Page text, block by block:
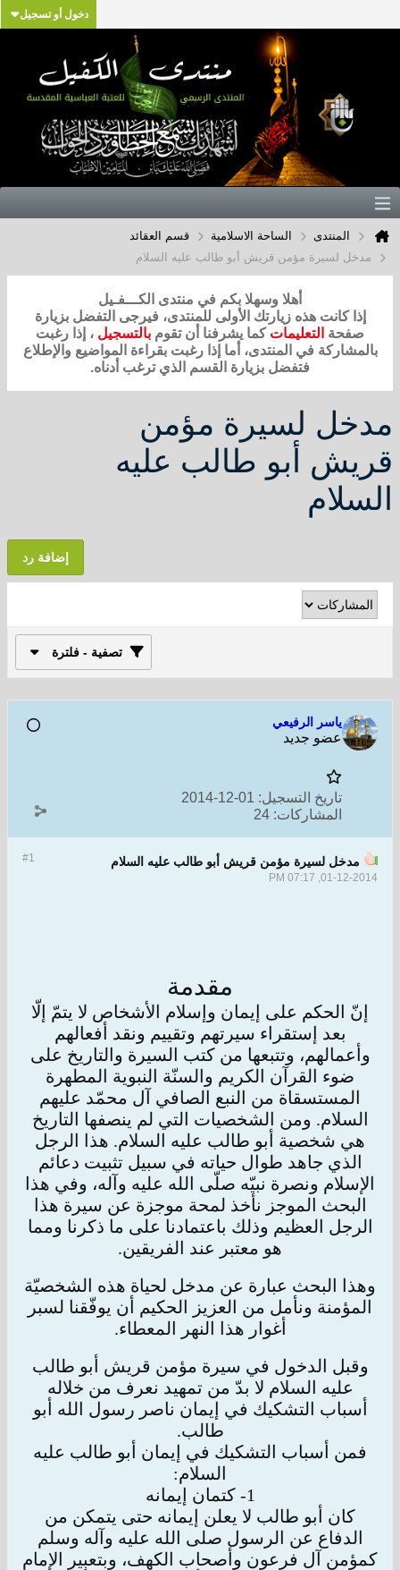
دخول أو تسجيل
المنتدى الساحة الاسلامية
قسم العقائد
مدخل لسيرة مؤمن قريش أبو طالب عليه السلام
أهلا وسهلا بكم في منتدى الكـــفـيل
إذا كانت هذه زيارتك الأولى للمنتدى، فيرجى التفضل بزيارة
صفحة التعليمات كما يشرفنا أن تقوم بالتسجيل ، إذا رغبت
بالمشاركة في المنتدى، أما إذا رغبت بقراءة المواضيع والإطلاع
فتفضل بزيارة القسم الذي ترغب أدناه.
مدخل لسيرة مؤمن
قريش أبو طالب عليه
السلام
إضافة رد
تصفية - فلترة
ياسر الرفيعي
عضو جديد
تاريخ التسجيل: 01-12-2014
المشاركات: 24
#1 مدخل لسيرة مؤمن قريش أبو طالب عليه السلام
01-12-2014, 07:17 PM
مقدمة
إنّ الحكم على إيمان وإسلام الأشخاص لا يتمّ إلّا
بعد إستقراء سيرتهم وتقييم ونقد أفعالهم
وأعمالهم، وتتبعها من كتب السيرة والتاريخ على
ضوء القرآن الكريم والسنّة النبوية المطهرة
المستسقاة من النبع الصافي آل محمّد عليهم
السلام. ومن الشخصيات التي لم ينصفها التاريخ
هي شخصية أبو طالب عليه السلام. هذا
الرجل
الذي جاهد طوال حياته في سبيل تثبيت دعائم
الإسلام ونصرة نبيّه صلّى الله عليه وآله، وفي هذا
البحث الموجز نأخذ لمحة موجزة عن سيرة هذا
الرجل العظيم وذلك باعتمادنا على ما ذكرنا ومما
هو معتبر عند الفريقين.
وهذا البحث عبارة عن مدخل لحياة هذه الشخصيّة
المؤمنة ونأمل من العزيز الحكيم أن يوفّقنا لسبر
أغوار هذا النهر المعطاء.
وقبل الدخول في سيرة مؤمن قريش أبو طالب
عليه السلام لا بدّ من تمهيد نعرف من خلاله
أسباب التشكيك في إيمان ناصر رسول الله أبو
طالب.
فمن أسباب التشكيك في إيمان أبو طالب عليه
السلام:
1- كتمان إيمانه
كان أبو طالب لا يعلن إيمانه حتى يتمكن من
الدفاع عن الرسول صلى الله عليه وآله وسلم
كمؤمن آل فرعون وأصحاب الكهف، وبتعبير الإمام